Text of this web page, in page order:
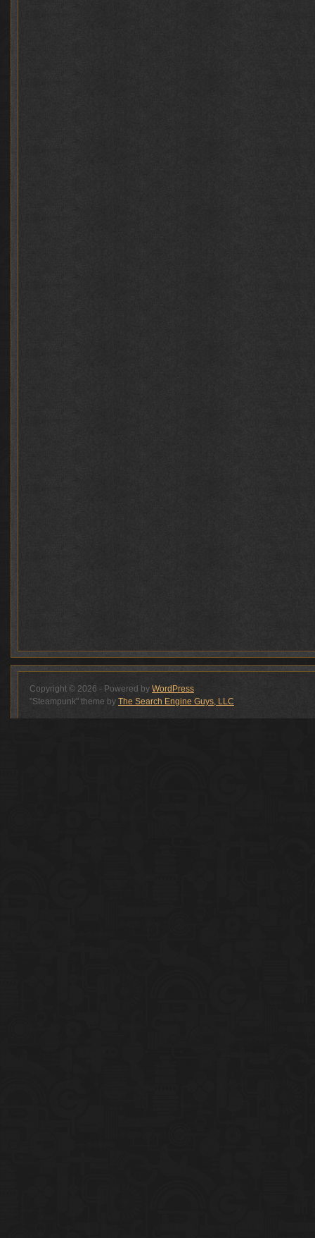
Copyright © 2026 - Powered by WordPress
"Steampunk" theme by The Search Engine Guys, LLC